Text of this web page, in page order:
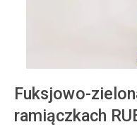
Fuksjowo-
ramiączkach